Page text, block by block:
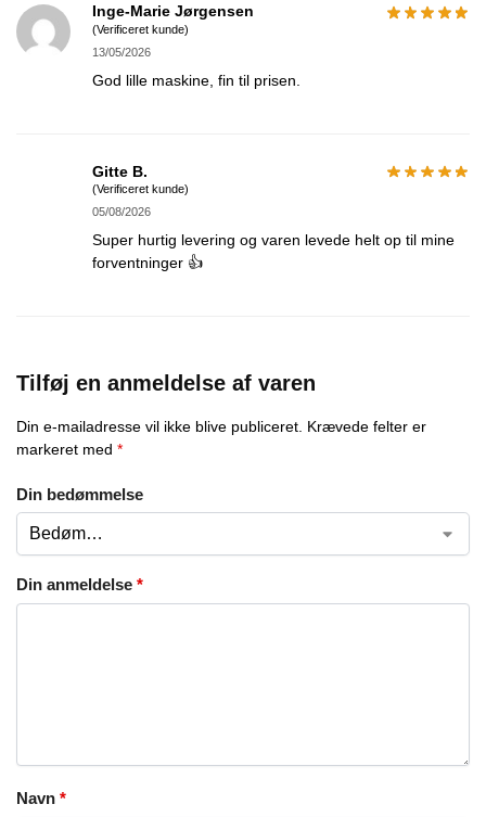
Inge-Marie Jørgensen
(Verificeret kunde)
13/05/2026
God lille maskine, fin til prisen.
Gitte B.
(Verificeret kunde)
05/08/2026
Super hurtig levering og varen levede helt op til mine
forventninger 👍
Tilføj en anmeldelse af varen
Din e-mailadresse vil ikke blive publiceret. Krævede felter er
markeret med *
Din bedømmelse
Din anmeldelse *
Navn *